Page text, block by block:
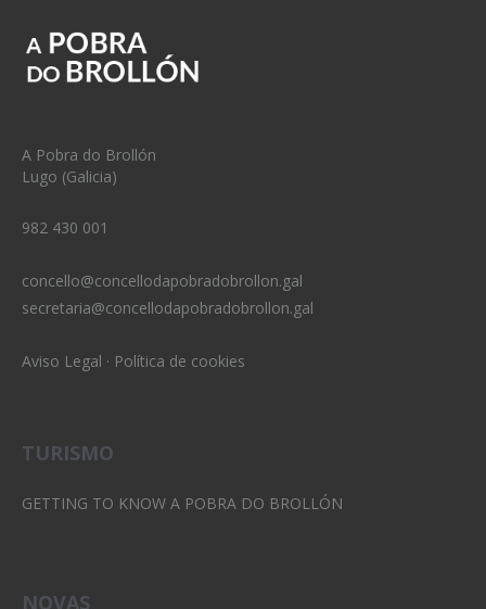
A Pobra do Brollón
Lugo (Galicia)
982 430 001
concello@concellodapobradobrollon.gal
secretaria@concellodapobradobrollon.gal
Aviso Legal · Política de cookies
TURISMO
GETTING TO KNOW A POBRA DO BROLLÓN
NOVAS